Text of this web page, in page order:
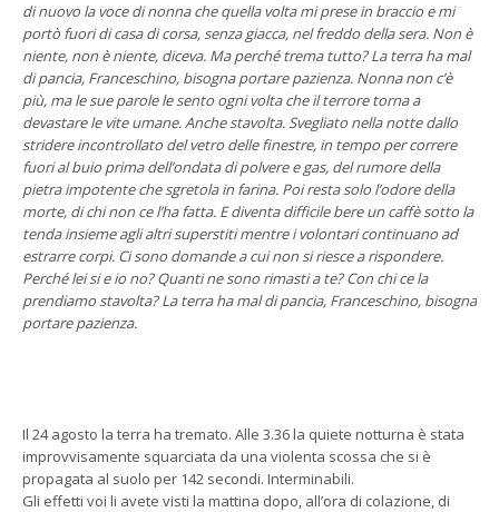
di nuovo la voce di nonna che quella volta mi prese in braccio e mi
portò fuori di casa di corsa, senza giacca, nel freddo della sera. Non è
niente, non è niente, diceva. Ma perché trema tutto? La terra ha mal
di pancia, Franceschino, bisogna portare pazienza. Nonna non c’è
più, ma le sue parole le sento ogni volta che il terrore torna a
devastare le vite umane. Anche stavolta. Svegliato nella notte dallo
stridere incontrollato del vetro delle finestre, in tempo per correre
fuori al buio prima dell’ondata di polvere e gas, del rumore della
pietra impotente che sgretola in farina. Poi resta solo l’odore della
morte, di chi non ce l’ha fatta. E diventa difficile bere un caffè sotto la
tenda insieme agli altri superstiti mentre i volontari continuano ad
estrarre corpi. Ci sono domande a cui non si riesce a rispondere.
Perché lei si e io no? Quanti ne sono rimasti a te? Con chi ce la
prendiamo stavolta? La terra ha mal di pancia, Franceschino, bisogna
portare pazienza.
Il 24 agosto la terra ha tremato. Alle 3.36 la quiete notturna è stata
improvvisamente squarciata da una violenta scossa che si è
propagata al suolo per 142 secondi. Interminabili.
Gli effetti voi li avete visti la mattina dopo, all’ora di colazione, di